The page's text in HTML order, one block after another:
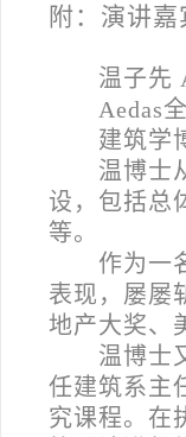
附：演讲嘉
温子先
Aedas
建筑学
温博士
设，包括总
等。
作为一
表现，屡屡
地产大奖、
温博士
任建筑系主
究课程。在